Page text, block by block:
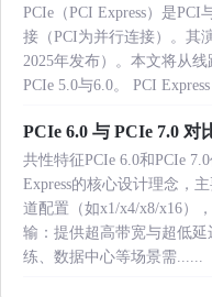
PCIe（PCI Express）是
接（PCI为并行连接）。其
2025年发布）。本文将从
PCIe 5.0与6.0。 PCI
PCIe 6.0 与 PCIe 7.0 对
共性特征PCIe 6.0和PCIe
Express的核心设计理念，
道配置（如x1/x4/x8/x16）
输：提供超高带宽与超低
练、数据中心等场景需......